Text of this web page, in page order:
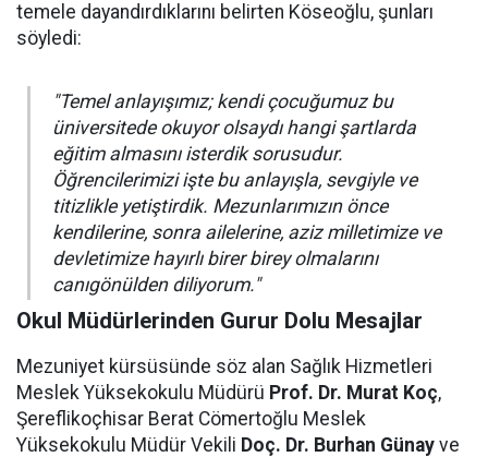
temele dayandırdıklarını belirten Köseoğlu, şunları
söyledi:
"Temel anlayışımız; kendi çocuğumuz bu
üniversitede okuyor olsaydı hangi şartlarda
eğitim almasını isterdik sorusudur.
Öğrencilerimizi işte bu anlayışla, sevgiyle ve
titizlikle yetiştirdik. Mezunlarımızın önce
kendilerine, sonra ailelerine, aziz milletimize ve
devletimize hayırlı birer birey olmalarını
canıgönülden diliyorum."
Okul Müdürlerinden Gurur Dolu Mesajlar
Mezuniyet kürsüsünde söz alan Sağlık Hizmetleri
Meslek Yüksekokulu Müdürü Prof. Dr. Murat Koç,
Şereflikoçhisar Berat Cömertoğlu Meslek
Yüksekokulu Müdür Vekili Doç. Dr. Burhan Günay ve